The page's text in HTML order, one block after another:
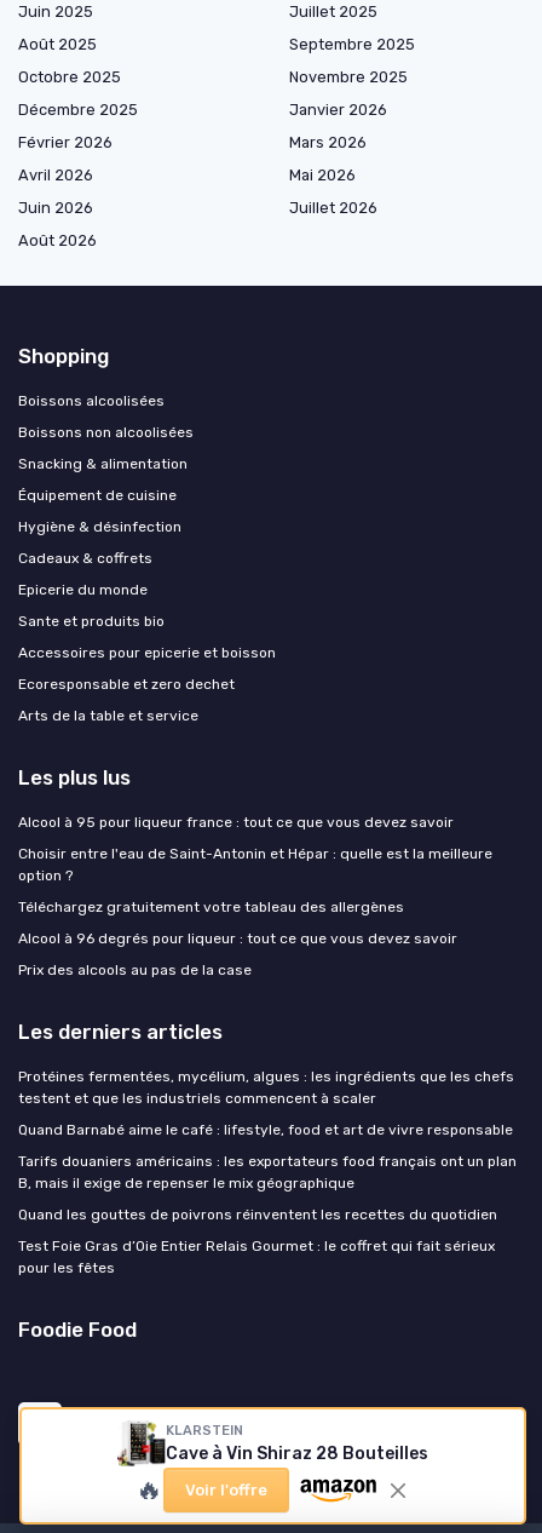
KLARSTEIN
Cave à Vin Shiraz 28 Bouteilles
🔥 Voir l'offre
Juin 2025
Juillet 2025
Août 2025
Septembre 2025
Octobre 2025
Novembre 2025
Décembre 2025
Janvier 2026
Février 2026
Mars 2026
Avril 2026
Mai 2026
Juin 2026
Juillet 2026
Août 2026
Shopping
Boissons alcoolisées
Boissons non alcoolisées
Snacking & alimentation
Équipement de cuisine
Hygiène & désinfection
Cadeaux & coffrets
Epicerie du monde
Sante et produits bio
Accessoires pour epicerie et boisson
Ecoresponsable et zero dechet
Arts de la table et service
Les plus lus
Alcool à 95 pour liqueur france : tout ce que vous devez savoir
Choisir entre l'eau de Saint-Antonin et Hépar : quelle est la meilleure
option ?
Téléchargez gratuitement votre tableau des allergènes
Alcool à 96 degrés pour liqueur : tout ce que vous devez savoir
Prix des alcools au pas de la case
Les derniers articles
Protéines fermentées, mycélium, algues : les ingrédients que les chefs
testent et que les industriels commencent à scaler
Quand Barnabé aime le café : lifestyle, food et art de vivre responsable
Tarifs douaniers américains : les exportateurs food français ont un plan
B, mais il exige de repenser le mix géographique
Quand les gouttes de poivrons réinventent les recettes du quotidien
Test Foie Gras d’Oie Entier Relais Gourmet : le coffret qui fait sérieux
pour les fêtes
Foodie Food